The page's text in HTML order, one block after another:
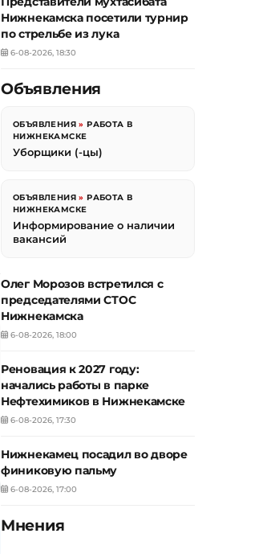
Нижнекамска посетили турнир
по стрельбе из лука
6-08-2026, 18:30
Объявления
ОБЪЯВЛЕНИЯ »РАБОТА В
НИЖНЕКАМСКЕ
Уборщики (-цы)
ОБЪЯВЛЕНИЯ »РАБОТА В
НИЖНЕКАМСКЕ
Информирование о наличии
вакансий
Олег Морозов встретился с
председателями СТОС
Нижнекамска
6-08-2026, 18:00
Реновация к 2027 году:
начались работы в парке
Нефтехимиков в Нижнекамске
6-08-2026, 17:30
Нижнекамец посадил во дворе
финиковую пальму
6-08-2026, 17:00
Мнения